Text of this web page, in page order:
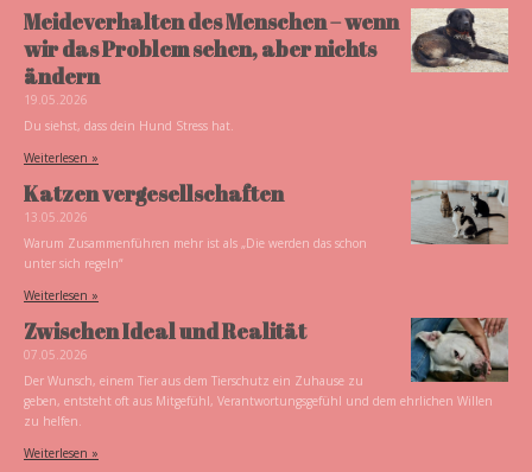
Meideverhalten des Menschen – wenn
wir das Problem sehen, aber nichts
ändern
19.05.2026
Du siehst, dass dein Hund Stress hat.
Weiterlesen »
Katzen vergesellschaften
13.05.2026
Warum Zusammenführen mehr ist als „Die werden das schon
unter sich regeln“
Weiterlesen »
Zwischen Ideal und Realität
07.05.2026
Der Wunsch, einem Tier aus dem Tierschutz ein Zuhause zu
geben, entsteht oft aus Mitgefühl, Verantwortungsgefühl und dem ehrlichen Willen
zu helfen.
Weiterlesen »